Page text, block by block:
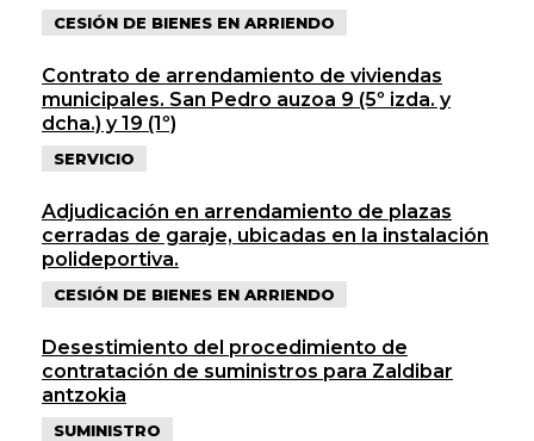
CESIÓN DE BIENES EN ARRIENDO
Contrato de arrendamiento de viviendas
municipales. San Pedro auzoa 9 (5º izda. y
dcha.) y 19 (1º)
SERVICIO
Adjudicación en arrendamiento de plazas
cerradas de garaje, ubicadas en la instalación
polideportiva.
CESIÓN DE BIENES EN ARRIENDO
Desestimiento del procedimiento de
contratación de suministros para Zaldibar
antzokia
SUMINISTRO